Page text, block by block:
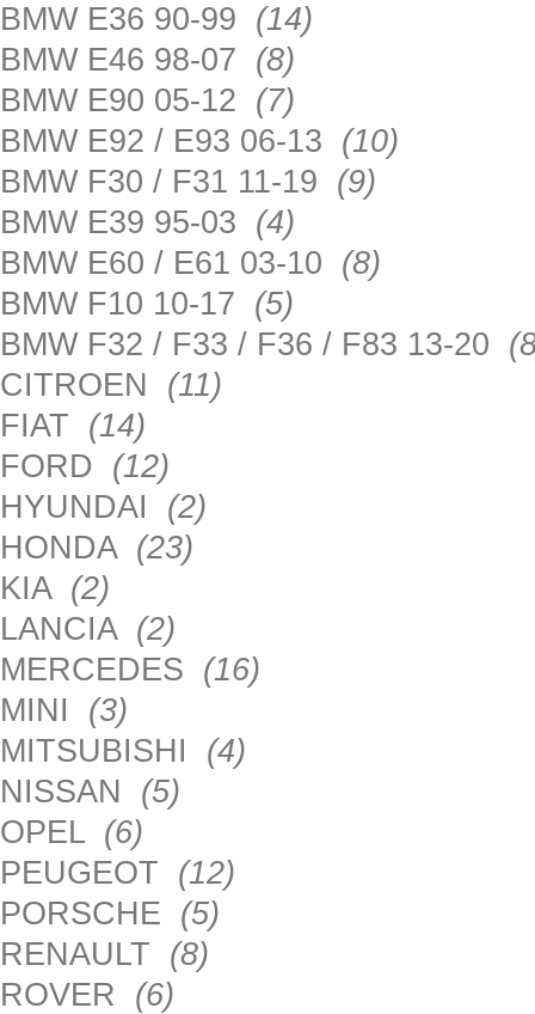
BMW E36 90-99 (14)
BMW E46 98-07 (8)
BMW E90 05-12 (7)
BMW E92 / E93 06-13 (10)
BMW F30 / F31 11-19 (9)
BMW E39 95-03 (4)
BMW E60 / E61 03-10 (8)
BMW F10 10-17 (5)
BMW F32 / F33 / F36 / F83 13-20
CITROEN (11)
FIAT (14)
FORD (12)
HYUNDAI (2)
HONDA (23)
KIA (2)
LANCIA (2)
MERCEDES (16)
MINI (3)
MITSUBISHI (4)
NISSAN (5)
OPEL (6)
PEUGEOT (12)
PORSCHE (5)
RENAULT (8)
ROVER (6)